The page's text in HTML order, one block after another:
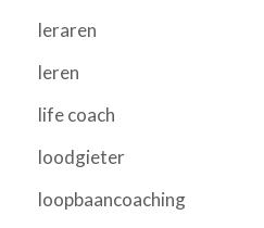
leraren
leren
life coach
loodgieter
loopbaancoaching